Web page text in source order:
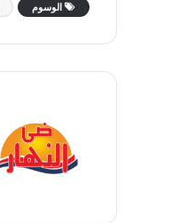
الوسوم